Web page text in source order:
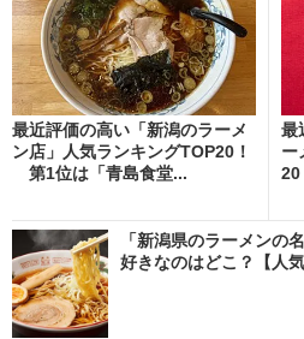
最近評価の高い「新潟のラーメ
ン店」人気ランキングTOP20！
第1位は「青島食堂...
最
ー
「新潟県のラーメン
好きなのはどこ？【人